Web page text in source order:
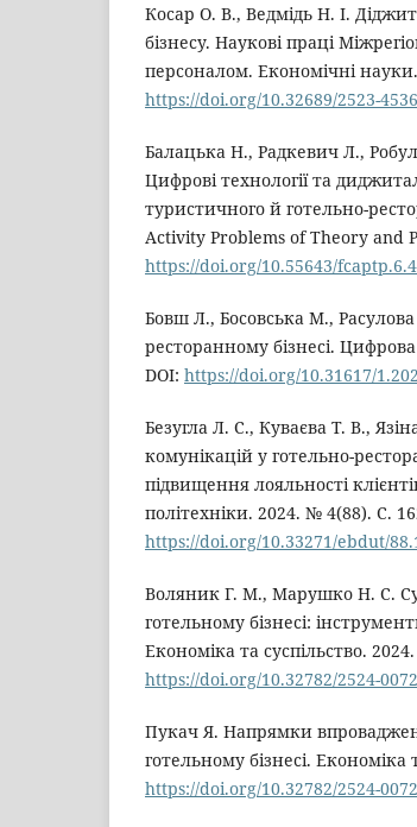
Косар О. В., Ведмідь Н. І.
бізнесу. Наукові праці
персоналом. Економічні
https://doi.org/10.32689/2523-
Балацька Н., Радкевич Л.,
Цифрові технології та
туристичного й готельно-
Activity Problems of Theory and
https://doi.org/10.55643/
Бовш Л., Босовська М.,
ресторанному бізнесі.
DOI: https://doi.org/10.31617/
Безугла Л. С., Куваєва Т. В.,
комунікацій у готельно-
підвищення лояльності
політехніки. 2024. № 4(88). С.
https://doi.org/10.33271/ebdut/
Воляник Г. М., Марушко Н. С.
готельному бізнесі:
Економіка та суспільство.
https://doi.org/10.32782/2524-
Пукач Я. Напрямки
готельному бізнесі. Економіка
https://doi.org/10.32782/2524-